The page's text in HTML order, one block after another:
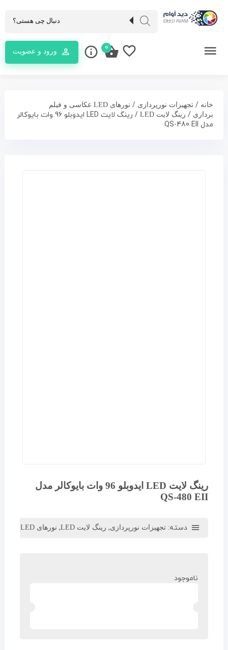
ورود و عضویت 0
خانه / تجهیزات نورپردازی /
نورهای LED عکاسی و فیلم
برداری / رینگ لایت LED
/ رینگ لایت LED ایدوبلو 96 وات بایوکالر
مدل QS-480 EII
رینگ لایت LED ایدوبلو 96 وات بایوکالر مدل
QS-480 EII
دسته: تجهیزات نورپردازی, رینگ لایت LED , نورهای LED عکاسی و فیلم برداری
ناموجود